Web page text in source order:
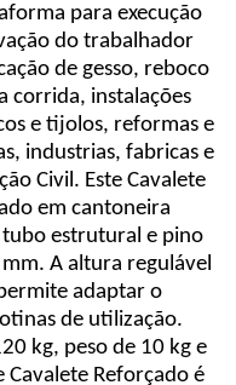
para execução
do trabalhador
de gesso, reboco
corrida, instalações
e tijolos, reformas e
industrias, fabricas e
Civil. Este Cavalete
em cantoneira
estrutural e pino
A altura regulável
adaptar o
de utilização.
kg, peso de 10 kg e
Reforçado é